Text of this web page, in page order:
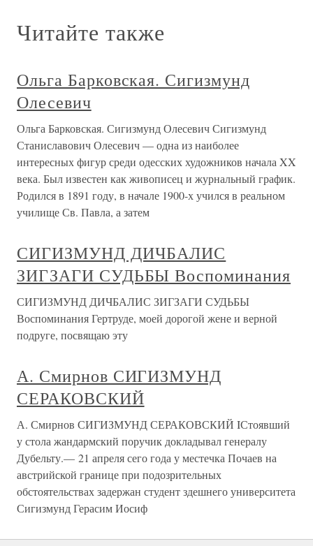
Читайте также
Ольга Барковская. Сигизмунд
Олесевич
Ольга Барковская. Сигизмунд Олесевич Сигизмунд
Станиславович Олесевич — одна из наиболее
интересных фигур среди одесских художников начала XX
века. Был известен как живописец и журнальный график.
Родился в 1891 году, в начале 1900-х учился в реальном
училище Св. Павла, а затем
СИГИЗМУНД ДИЧБАЛИС
ЗИГЗАГИ СУДЬБЫ Воспоминания
СИГИЗМУНД ДИЧБАЛИС ЗИГЗАГИ СУДЬБЫ
Воспоминания Гертруде, моей дорогой жене и верной
подруге, посвящаю эту
А. Смирнов СИГИЗМУНД
СЕРАКОВСКИЙ
А. Смирнов СИГИЗМУНД СЕРАКОВСКИЙ IСтоявший
у стола жандармский поручик докладывал генералу
Дубельту.— 21 апреля сего года у местечка Почаев на
австрийской границе при подозрительных
обстоятельствах задержан студент здешнего университета
Сигизмунд Герасим Иосиф